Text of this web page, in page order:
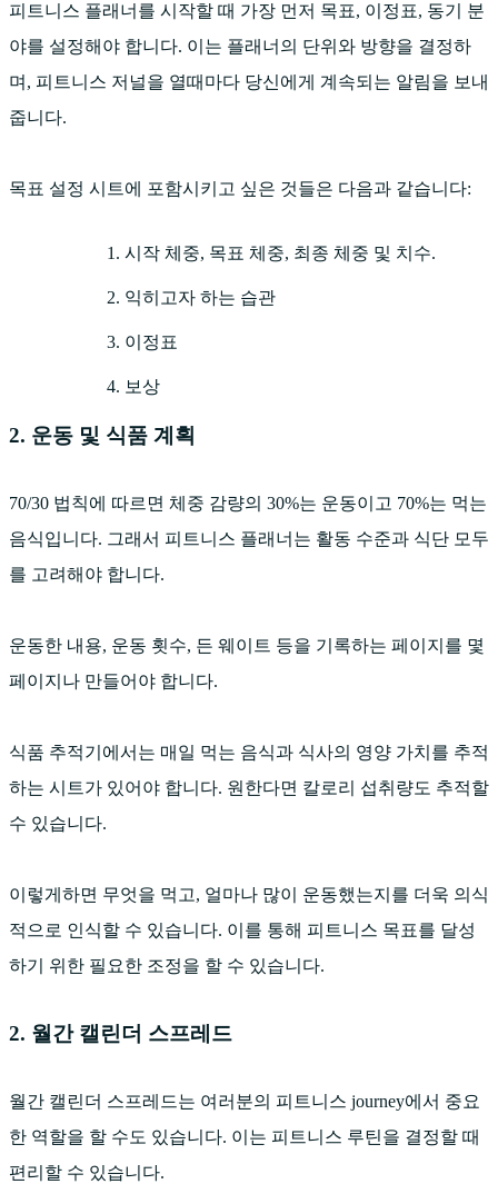
피트니스 플래너를 시작할 때 가장 먼저 목표, 이정표, 동기 분
야를 설정해야 합니다. 이는 플래너의 단위와 방향을 결정하
며, 피트니스 저널을 열때마다 당신에게 계속되는 알림을 보내
줍니다.
목표 설정 시트에 포함시키고 싶은 것들은 다음과 같습니다:
시작 체중, 목표 체중, 최종 체중 및 치수.
익히고자 하는 습관
이정표
보상
2. 운동 및 식품 계획
70/30 법칙에 따르면 체중 감량의 30%는 운동이고 70%는 먹는
음식입니다. 그래서 피트니스 플래너는 활동 수준과 식단 모두
를 고려해야 합니다.
운동한 내용, 운동 횟수, 든 웨이트 등을 기록하는 페이지를 몇
페이지나 만들어야 합니다.
식품 추적기에서는 매일 먹는 음식과 식사의 영양 가치를 추적
하는 시트가 있어야 합니다. 원한다면 칼로리 섭취량도 추적할
수 있습니다.
이렇게하면 무엇을 먹고, 얼마나 많이 운동했는지를 더욱 의식
적으로 인식할 수 있습니다. 이를 통해 피트니스 목표를 달성
하기 위한 필요한 조정을 할 수 있습니다.
2. 월간 캘린더 스프레드
월간 캘린더 스프레드는 여러분의 피트니스 journey에서 중요
한 역할을 할 수도 있습니다. 이는 피트니스 루틴을 결정할 때
편리할 수 있습니다.